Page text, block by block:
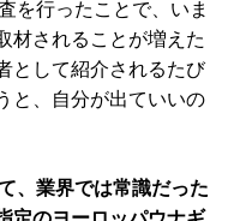
を行ったことで、いま
材されることが増えた
として紹介されるたび
と、自分が出ていいの
、業界では常識だった